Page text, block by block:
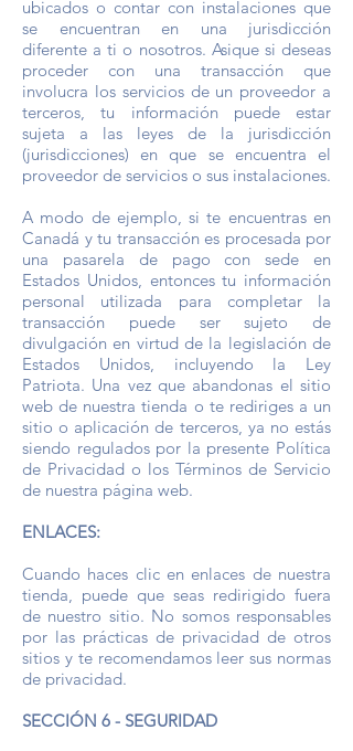
ubicados o contar con instalaciones que
se encuentran en una jurisdicción
diferente a ti o nosotros. Asique si deseas
proceder con una transacción que
involucra los servicios de un proveedor a
terceros, tu información puede estar
sujeta a las leyes de la jurisdicción
(jurisdicciones) en que se encuentra el
proveedor de servicios o sus instalaciones.
A modo de ejemplo, si te encuentras en
Canadá y tu transacción es procesada por
una pasarela de pago con sede en
Estados Unidos, entonces tu información
personal utilizada para completar la
transacción puede ser sujeto de
divulgación en virtud de la legislación de
Estados Unidos, incluyendo la Ley
Patriota. Una vez que abandonas el sitio
web de nuestra tienda o te rediriges a un
sitio o aplicación de terceros, ya no estás
siendo regulados por la presente Política
de Privacidad o los Términos de Servicio
de nuestra página web.
ENLACES:
Cuando haces clic en enlaces de nuestra
tienda, puede que seas redirigido fuera
de nuestro sitio. No somos responsables
por las prácticas de privacidad de otros
sitios y te recomendamos leer sus normas
de privacidad.
SECCIÓN 6 - SEGURIDAD